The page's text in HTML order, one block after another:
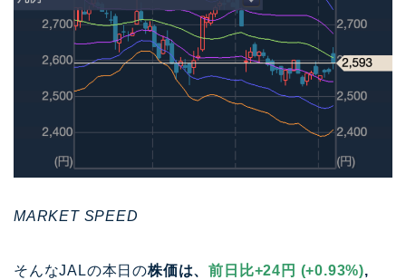
MARKET SPEED
そんなJALの本日の株価は、前日比+24円 (+0.93%),